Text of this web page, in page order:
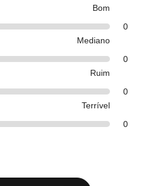
Bom
0
Mediano
0
Ruim
0
Terrível
0